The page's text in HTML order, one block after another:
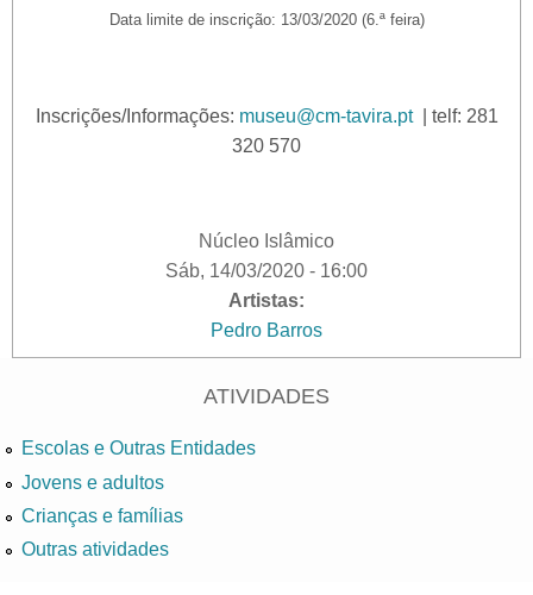
Data limite de inscrição: 13/03/2020 (6.ª feira)
Inscrições/Informações: museu@cm-tavira.pt| telf: 281
320 570
Núcleo Islâmico
Sáb, 14/03/2020 - 16:00
Artistas:
Pedro Barros
ATIVIDADES
Escolas e Outras Entidades
Jovens e adultos
Crianças e famílias
Outras atividades